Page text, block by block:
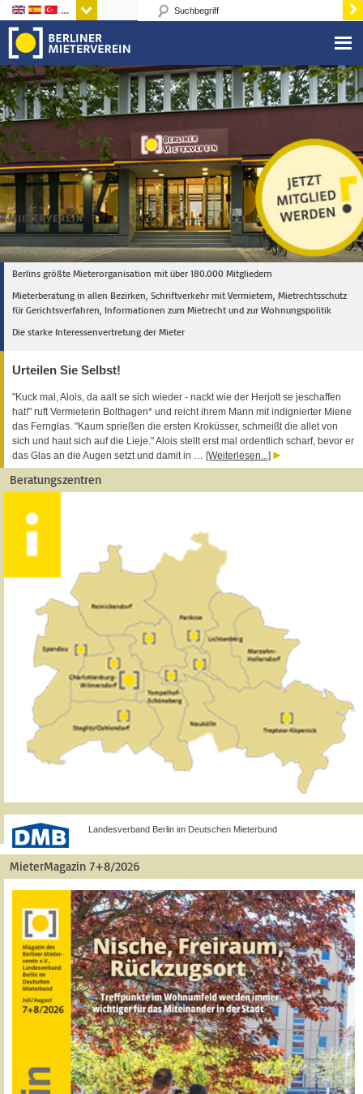
Sprachen
Berlins größte Mieterorganisation mit über 180.000 Mitgliedern
Mieterberatung in allen Bezirken, Schriftverkehr mit Vermietern, Mietrechtsschutz
für Gerichtsverfahren, Informationen zum Mietrecht und zur Wohnungspolitik
Die starke Interessenvertretung der Mieter
Urteilen Sie Selbst!
"Kuck mal, Alois, da aalt se sich wieder - nackt wie der Herjott se jeschaffen
hat!" ruft Vermieterin Bolthagen* und reicht ihrem Mann mit indignierter Miene
das Fernglas. "Kaum sprießen die ersten Kroküsser, schmeißt die allet von
sich und haut sich auf die Lieje." Alois stellt erst mal ordentlich scharf, bevor er
das Glas an die Augen setzt und damit in … [Weiterlesen...]
Beratungszentren
Landesverband Berlin im Deutschen Mieterbund
MieterMagazin 7+8/2026